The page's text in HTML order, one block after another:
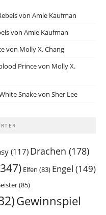
von Amie Kaufman
von Amie Kaufman
von Molly X. Chang
Prince von Molly X.
Snake von Sher Lee
(117) Drachen (178)
Elfen (83) Engel (149)
(85)
Gewinnspiel